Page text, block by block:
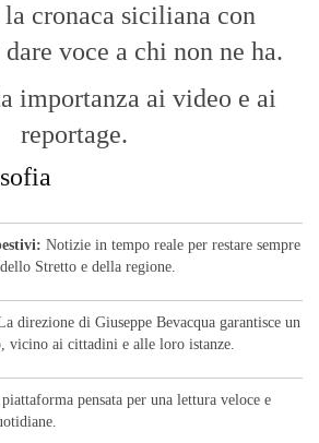
la cronaca siciliana con
voce a chi non ne ha.
importanza ai video e ai
reportage.
Notizie in tempo reale per restare sempre
Stretto e della regione.
direzione di Giuseppe Bevacqua garantisce un
vicino ai cittadini e alle loro istanze.
pensata per una lettura veloce e